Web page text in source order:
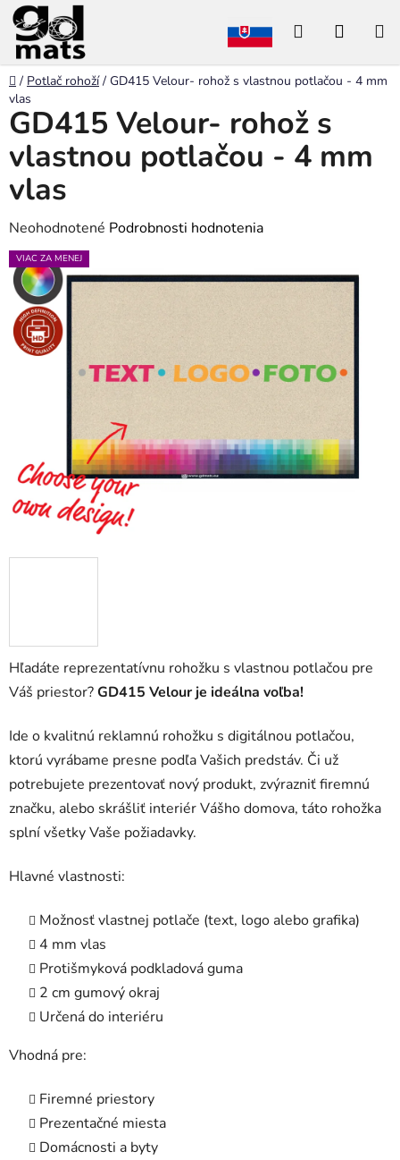
Prejsť
na
obsah
Hľadať
Domov
/ Potlač rohoží / GD415 Velour- rohož s vlastnou potlačou - 4 mm
vlas
Hľadáte reprezentatívnu rohožku s vlastnou potlačou pre
Váš priestor?GD415 Velour je ideálna voľba!
Ide o kvalitnú reklamnú rohožku s digitálnou potlačou,
ktorú vyrábame presne podľa Vašich predstáv. Či už
potrebujete prezentovať nový produkt, zvýrazniť firemnú
značku, alebo skrášliť interiér Vášho domova, táto rohožka
splní všetky Vaše požiadavky.
Hlavné vlastnosti:
Možnosť vlastnej potlače (text, logo alebo grafika)
4 mm vlas
Protišmyková podkladová guma
2 cm gumový okraj
Určená do interiéru
Vhodná pre:
Firemné priestory
Prezentačné miesta
Domácnosti a byty
GD415 Velour- rohož s
vlastnou potlačou - 4 mm
vlas
Priemerné
hodnotenie
produktu
je
0,0
Neohodnotené Podrobnosti hodnotenia
VIAC ZA MENEJ